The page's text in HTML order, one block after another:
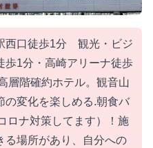
西口徒歩1分 観光・ビジ
歩1分・高崎アリーナ徒歩
層階確約ホテル。観音山
の変化を楽しめる.朝食バ
ロナ対策してます）！施
る場所があり、自分への